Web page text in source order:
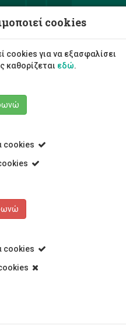
cookies
cookies για να εξασφαλίσει
καθορίζεται εδώ.
cookies
cookies